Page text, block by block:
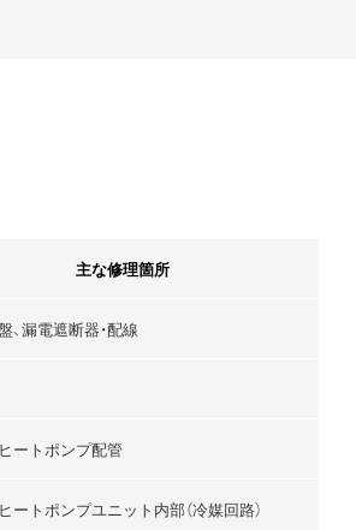
主な修理箇所
、漏電遮断器・配線
ートポンプ配管
ートポンプユニット内部（冷媒回路）